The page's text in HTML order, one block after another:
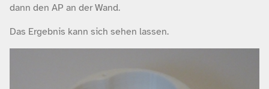
dann den AP an der Wand.
Das Ergebnis kann sich sehen lassen.